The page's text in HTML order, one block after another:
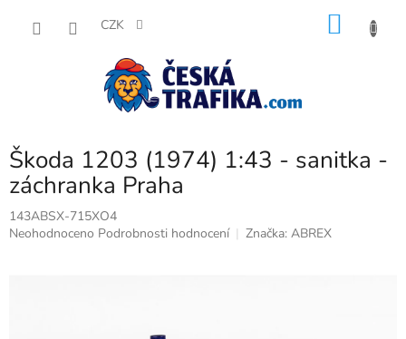
CZK
Škoda 1203 (1974) 1:43 - sanitka -
záchranka Praha
143ABSX-715XO4
Průměrné
Neohodnoceno Podrobnosti hodnocení Značka: ABREX